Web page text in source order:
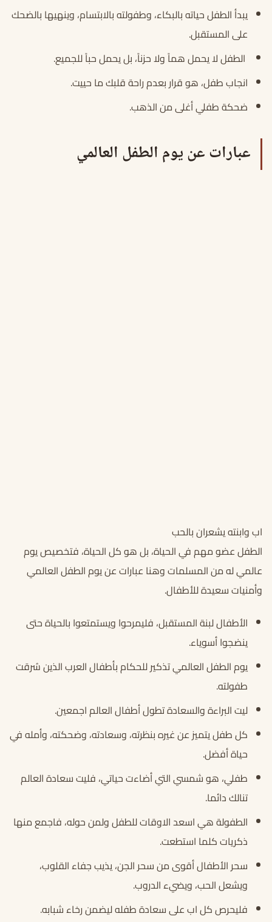
يبدأ الطفل حياته بالبكاء، وطفولته بالابتسام، وينهيها بالضحك
على المستقبل.
الطفل لا يحمل هماً ولا حزناً، بل يحمل حباً للجميع.
انجاب طفل، هو قرار بعدم راحة قلبك ما حييت.
ضحكة طفلي أغلى من الذهب.
عبارات عن يوم الطفل العالمي
اب وابنته يشعران بالحب
الطفل عضو مهم في الحياة، بل هو كل الحياة، فتخصيص يوم
عالمي له من المسلمات وهنا عبارات عن يوم الطفل العالمي
وأمنيات سعيدة للأطفال.
الأطفال لبنة المستقبل، فليمرحوا ويستمتعوا بالحياة حتى
ينضجوا أسوياء.
يوم الطفل العالمي تذكير للحكام بأطفال العرب الذين سُرقت
طفولته.
ليت البراءة والسعادة تطول أطفال العالم اجمعين.
كل طفل يتميز عن غيره بنظرته، وسعادته، وضحكته، وأمله في
حياة أفضل.
طفلي، هو شمسي التي أضاءت حياتي، فليت سعادة العالم
تنالك دائما.
الطفولة هي اسعد الاوقات للطفل ولمن حوله، فاجمع منها
ذكريات كلما استطعت.
سحر الأطفال أقوى من سحر الجن، يذيب جفاء القلوب،
ويشعل الحب، ويضيء الدروب.
فليحرص كل اب على سعادة طفله ليضمن رخاء شبابه.